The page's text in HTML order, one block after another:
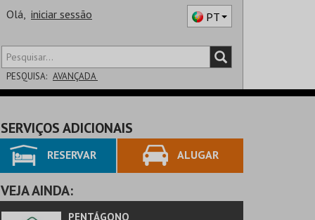
Olá, iniciar sessão PT
PESQUISA: AVANÇADA
SALA
SERVIÇOS ADICIONAIS
RESERVAR ALUGAR
VEJA AINDA:
PENTÁGONO